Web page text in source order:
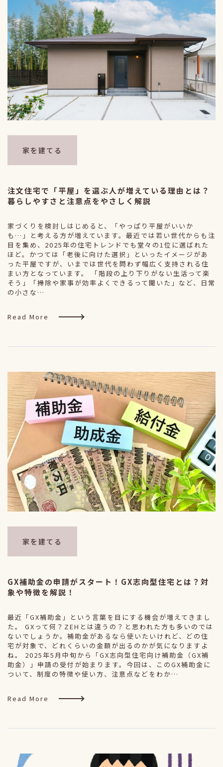
家を建てる
注文住宅で「平屋」を選ぶ人が増えている理由とは？
暮らしやすさと注意点をやさしく解説
家づくりを検討しはじめると、「やっぱり平屋がいいか
も…」と考える方が増えています。最近では若い世代からも注
目を集め、2025年の住宅トレンドでも堂々の1位に選ばれた
ほど。かつては「老後に向けた選択」といったイメージがあ
った平屋ですが、いまでは世代を問わず幅広く支持される住
まい方となっています。 「階段の上り下りがない生活って楽
そう」「掃除や家事が効率よくできるって聞いた」など、日常
の小さな…
Read More
家を建てる
GX補助金の申請がスタート！GX志向型住宅とは？対
象や特徴を解説！
最近「GX補助金」という言葉を目にする機会が増えてきまし
た。 GXって何？ZEHとは違うの？と思われた方も多いのでは
ないでしょうか。補助金があるなら使いたいけれど、どの住
宅が対象で、どれくらいの金額が出るのかが気になりますよ
ね。 2025年5月中旬から「GX志向型住宅向け補助金（GX補
助金）」申請の受付が始まります。今回は、このGX補助金に
ついて、制度の特徴や使い方、注意点などをわか…
Read More